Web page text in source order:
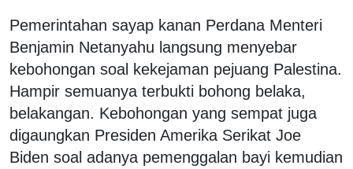
Pemerintahan sayap kanan Perdana Menteri
Benjamin Netanyahu langsung menyebar
kebohongan soal kekejaman pejuang Palestina.
Hampir semuanya terbukti bohong belaka,
belakangan. Kebohongan yang sempat juga
digaungkan Presiden Amerika Serikat Joe
Biden soal adanya pemenggalan bayi kemudian